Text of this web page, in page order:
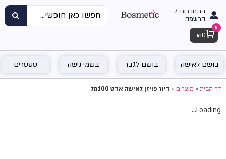
התחברות /
הרשמה
Cart
0
₪ 0
בושם לאישה בושם לגבר בשמי נישה טסטרים
דף הבית»מוצרים»דיור פויזן לאישה אדט 100מל
Loading...